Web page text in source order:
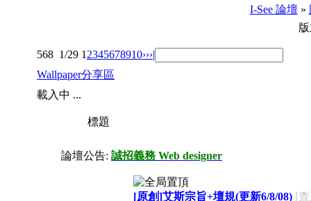
I-See 論壇 »
568 1/29 1 2345678910›››|
Wallpaper分享區
載入中 ...
標題
論壇公告: 誠招義務 Web designer
[原創]艾斯宗旨+壇規(更新6/8/08) [